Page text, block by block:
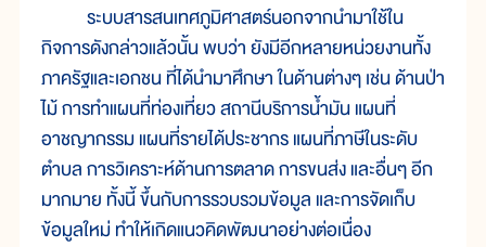
ระบบสารสนเทศภูมิศาสตร์นอกจากนำมาใช้ใน
กิจการดังกล่าวแล้วนั้น พบว่า ยังมีอีกหลายหน่วยงานทั้ง
ภาครัฐและเอกชน ที่ได้นำมาศึกษา ในด้านต่างๆ เช่น ด้านป่า
ไม้ การทำแผนที่ท่องเที่ยว สถานีบริการน้ำมัน แผนที่
อาชญากรรม แผนที่รายได้ประชากร แผนที่ภาษีในระดับ
ตำบล การวิเคราะห์ด้านการตลาด การขนส่ง และอื่นๆ อีก
มากมาย ทั้งนี้ ขึ้นกับการรวบรวมข้อมูล และการจัดเก็บ
ข้อมูลใหม่ ทำให้เกิดแนวคิดพัฒนาอย่างต่อเนื่อง